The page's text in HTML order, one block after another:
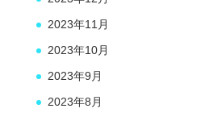
2023年11月
2023年10月
2023年9月
2023年8月